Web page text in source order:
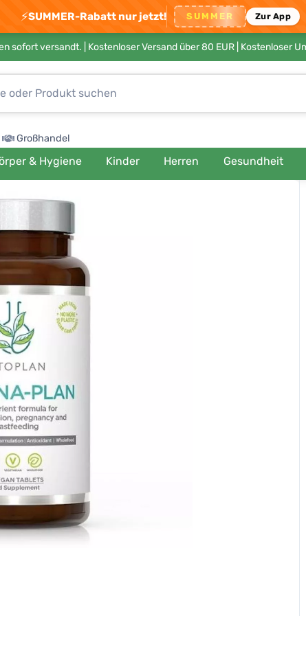
⚡SUMMER-Rabatt nur jetzt! SUMMER Zur App
sofort versandt. | Kostenloser Versand über 80 EUR | Kostenloser
Großhandel
& Hygiene Kinder Herren Gesundheit